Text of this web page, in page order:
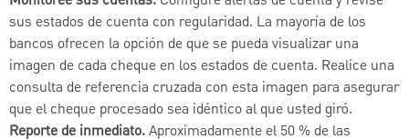
sus estados de cuenta con regularidad. La mayoría de los
bancos ofrecen la opción de que se pueda visualizar una
imagen de cada cheque en los estados de cuenta. Realice una
consulta de referencia cruzada con esta imagen para asegurar
que el cheque procesado sea idéntico al que usted giró.
Reporte de inmediato.Aproximadamente el 50 % de las